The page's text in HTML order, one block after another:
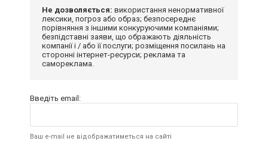
Не дозволяється: використання ненормативної
лексики, погроз або образ; безпосереднє
порівняння з іншими конкуруючими компаніями;
безпідставні заяви, що ображають діяльність
компанії і / або її послуги; розміщення посилань на
сторонні інтернет-ресурси; реклама та
самореклама.
Введіть email:
Ваш e-mail не відображатиметься на сайті